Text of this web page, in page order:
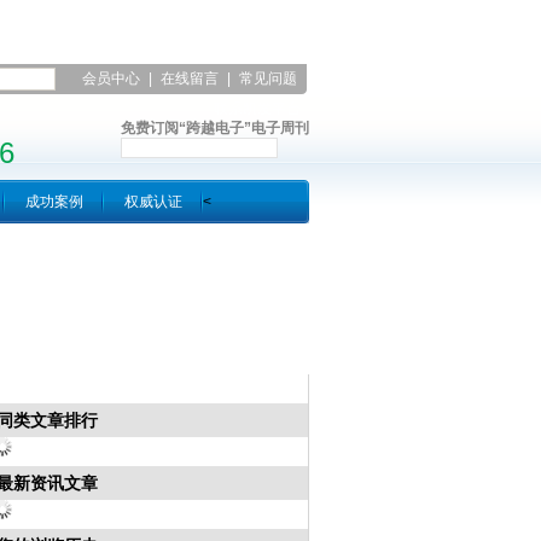
会员中心 在线留言 常见问题
免费订阅“跨越电子”电子周刊
<
成功案例 权威认证
同类文章排行
新资讯文章